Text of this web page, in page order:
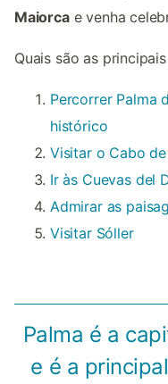
Maiorcae venha
Quais são as
Percorrer Palma
histórico
Visitar o Cabo
Ir às Cuevas del
Admirar as
Visitar Sóller
Palma é a
e é a